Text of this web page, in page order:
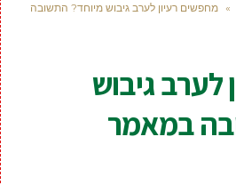
» מחפשים רעיון לערב גיבוש מיוחד? התשובה
לערב גיבוש
במאמר